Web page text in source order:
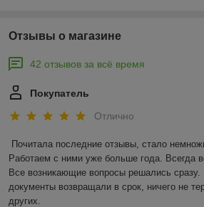
Отзывы о магазине
42 отзывов за всё время
Покупатель
Отлично
Почитала последние отзывы, стало
Работаем с ними уже больше года. Всегда
Все возникающие вопросы решались сразу.
документы возвращали в срок, ничего не
других.